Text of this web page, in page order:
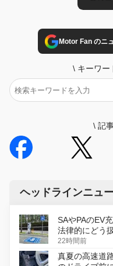
Motor Fan のニ
\ キーワー
\ 記
ヘッドラインニュ
SAやPAのEV
法律的にどう
22時間前
真夏の高速道